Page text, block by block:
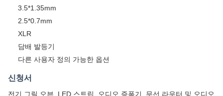
3.5*1.35mm
2.5*0.7mm
XLR
담배 발등기
다른 사용자 정의 가능한 옵션
신청서
전기 그릴 오븐, LED 스트립, 오디오 증폭기, 무선 라우터 및 오디오